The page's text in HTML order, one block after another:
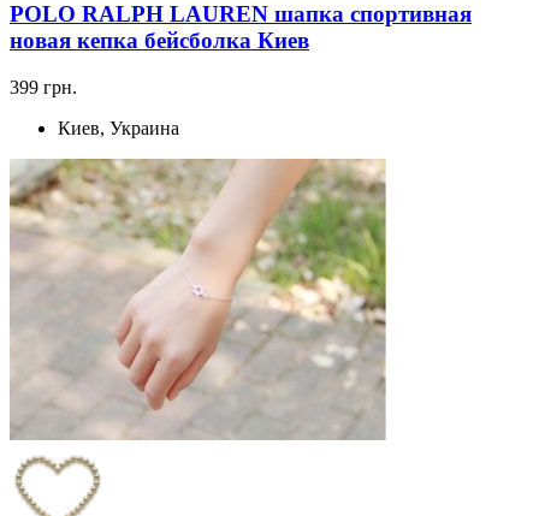
POLO RALPH LAUREN шапка спортивная
новая кепка бейсболка Киев
399 грн.
Киев, Украина